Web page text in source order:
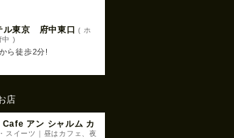
ル東京 府中東口
( ホ
中 )
ら徒歩2分!
店
アン シャルム カ
スイーツ｜昼はカフェ、夜